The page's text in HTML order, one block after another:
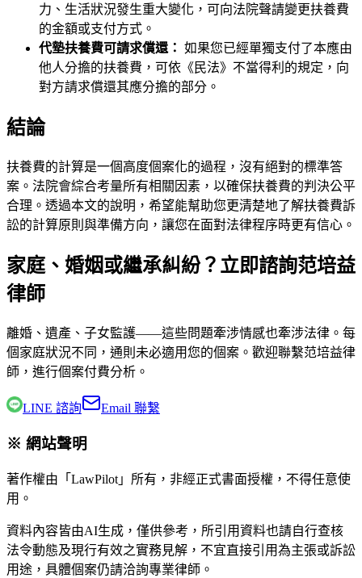
力、生活狀況發生重大變化，可向法院聲請變更扶養費
的金額或支付方式。
代墊扶養費可請求償還： 如果您已經單獨支付了本應由
他人分擔的扶養費，可依《民法》不當得利的規定，向
對方請求償還其應分擔的部分。
結論
扶養費的計算是一個高度個案化的過程，沒有絕對的標準答
案。法院會綜合考量所有相關因素，以確保扶養費的判決公平
合理。透過本文的說明，希望能幫助您更清楚地了解扶養費訴
訟的計算原則與準備方向，讓您在面對法律程序時更有信心。
家庭、婚姻或繼承糾紛？立即諮詢范培益
律師
離婚、遺產、子女監護——這些問題牽涉情感也牽涉法律。每
個家庭狀況不同，通則未必適用您的個案。歡迎聯繫范培益律
師 ，進行個案付費分析。
LINE 諮詢 Email 聯繫
※ 網站聲明
著作權由「LawPilot」所有，非經正式書面授權，不得任意使
用。
資料內容皆由AI生成，僅供參考，所引用資料也請自行查核
法令動態及現行有效之實務見解，不宜直接引用為主張或訴訟
用途，具體個案仍請洽詢專業律師。